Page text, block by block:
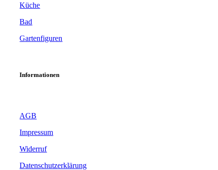
Küche
Bad
Gartenfiguren
Informationen
AGB
Impressum
Widerruf
Datenschutzerklärung